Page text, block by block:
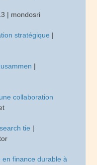
| mondosri
stratégique |
|
collaboration
tie |
finance durable à